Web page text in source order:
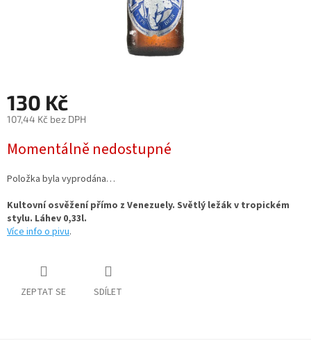
130 Kč
107,44 Kč bez DPH
cena:
Momentálně nedostupné
Položka byla vyprodána…
Kultovní osvěžení přímo z Venezuely. Světlý ležák v tropickém
stylu. Láhev 0,33l.
Více info o pivu.
ZEPTAT SE SDÍLET